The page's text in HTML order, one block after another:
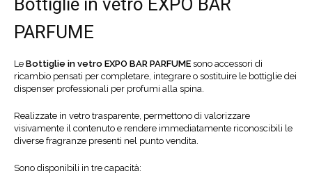
Bottiglie in vetro EXPO BAR
PARFUME
Le Bottiglie in vetro EXPO BAR PARFUME sono accessori di
ricambio pensati per completare, integrare o sostituire le bottiglie dei
dispenser professionali per profumi alla spina.
Realizzate in vetro trasparente, permettono di valorizzare
visivamente il contenuto e rendere immediatamente riconoscibili le
diverse fragranze presenti nel punto vendita.
Sono disponibili in tre capacità: